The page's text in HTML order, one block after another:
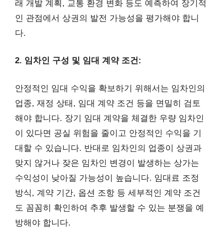
래 개발 계획, 교통 환경 변화 등도 예측하여 장기적
인 관점에서 상권의 발전 가능성을 평가해야 합니
다.
2. 임차인 구성 및 임대 계약 조건:
안정적인 임대 수익을 확보하기 위해서는 임차인의
업종, 재정 상태, 임대 계약 조건 등을 면밀히 검토
해야 합니다. 장기 임대 계약을 체결한 우량 임차인
이 있다면 공실 위험을 줄이고 안정적인 수익을 기
대할 수 있습니다. 반대로 임차인의 업종이 상권과
맞지 않거나 잦은 임차인 변경이 발생하는 상가는
수익성이 낮아질 가능성이 높습니다. 임대료 조정
방식, 계약 기간, 옵션 조항 등 세부적인 계약 조건
도 꼼꼼히 확인하여 추후 발생할 수 있는 분쟁을 예
방해야 합니다.